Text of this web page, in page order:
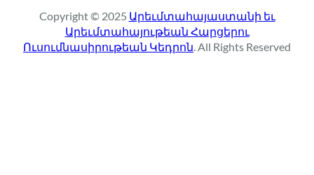
c
h
Copyright © 2025 Արեւմտահայաստանի եւ
Արեւմտահայութեան Հարցերու
Ուսումնասիրութեան Կեդրոն. All Rights Reserved